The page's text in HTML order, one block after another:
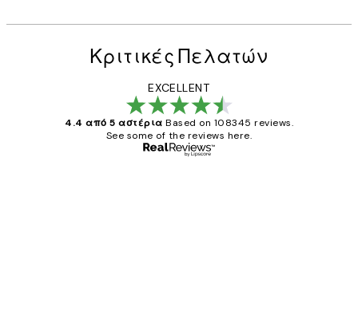
Κριτικές Πελατών
EXCELLENT
4.4 από 5 αστέρια Based on 108345 reviews.
See some of the reviews here.